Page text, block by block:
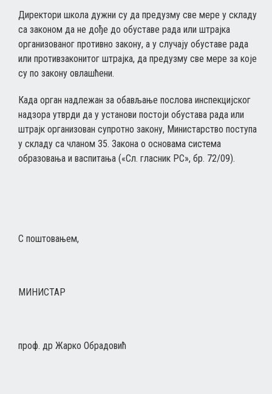
Директори школа дужни су да предузму све мере у складу
са законом да не дође до обуставе рада или штрајка
организованог противно закону, а у случају обуставе рада
или противзаконитог штрајка, да предузму све мере за које
су по закону овлашћени.
Када орган надлежан за обављање послова инспекцијског
надзора утврди да у установи постоји обустава рада или
штрајк организован супротно закону, Министарство поступа
у складу са чланом 35. Закона о основама система
образовања и васпитања («Сл. гласник РС», бр. 72/09).
С поштовањем,
МИНИСТАР
проф. др Жарко Обрадовић